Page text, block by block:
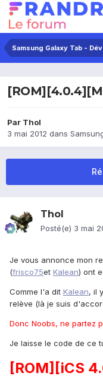
Samsung Galaxy Tab -
Par Thol
3 mai 2012 dans
Thol
Posté(e) 3 mai
Je vous annonce mon
(frisco75et Kalean) ont
Comme l'a dit Kalean, il
relève (là je suis
Donc Noobs, ne partez
Je laisse le code de ce
[ROM][iCS